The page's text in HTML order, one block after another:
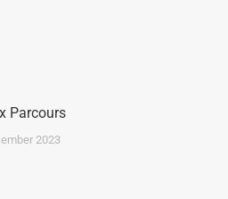
Parcours
2023